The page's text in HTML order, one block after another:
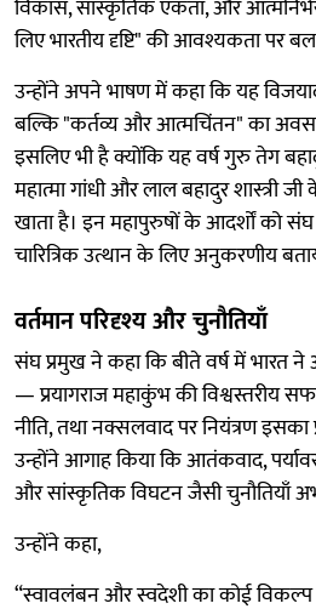
विकास, सांस्कृतिक एकता, और
लिए भारतीय दृष्टि" की आवश्यकता पर बल
उन्होंने अपने भाषण में कहा कि यह
बल्कि "कर्तव्य और आत्मचिंतन" का
इसलिए भी है क्योंकि यह वर्ष गुरु तेग
महात्मा गांधी और लाल बहादुर शास्त्री
खाता है। इन महापुरुषों के आदर्शों को
चारित्रिक उत्थान के लिए अनुकरणीय
वर्तमान परिदृश्य और चुनौतियाँ
संघ प्रमुख ने कहा कि बीते वर्ष में भारत
— प्रयागराज महाकुंभ की विश्वस्तरीय
नीति, तथा नक्सलवाद पर नियंत्रण
उन्होंने आगाह किया कि आतंकवाद,
और सांस्कृतिक विघटन जैसी चुनौतियाँ
उन्होंने कहा,
“स्वावलंबन और स्वदेशी का कोई विकल्प